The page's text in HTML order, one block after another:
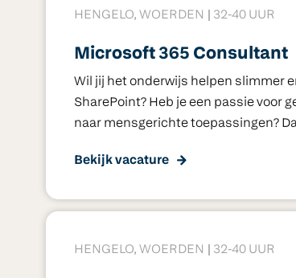
HENGELO, WOERDEN 32-40 UUR
Microsoft 365 Consultant
Wil jij het onderwijs helpen slimmer
SharePoint? Heb je een passie voor
naar mensgerichte toepassingen?
Bekijk vacature
HENGELO, WOERDEN 32-40 UUR